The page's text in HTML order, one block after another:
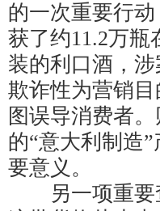
的一次重要行
获了约11.2万
装的利口酒，
欺诈性为营销
图误导消费者
的“意大利制造
要意义。
另一项重要